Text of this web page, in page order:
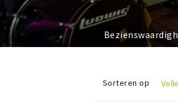
Sorteren op